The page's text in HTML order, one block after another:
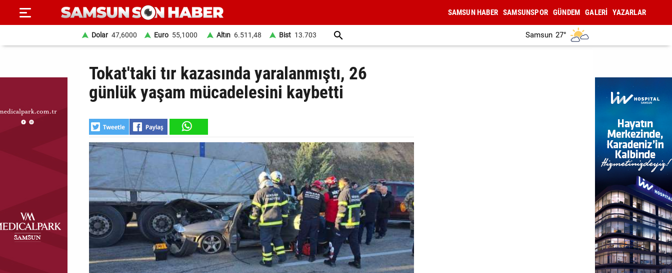
SAYFA
HABER
DÜNYA
MAGAZİN
SAMSUN HABER SAMSUNSPOR GÜNDEM GALERİ YAZARLAR
Dolar 47,6000 Euro 55,1000 Altın 6.511,48 Bist 13.703 Samsun 27°
Tokat'taki tır kazasında yaralanmıştı, 26
günlük yaşam mücadelesini kaybetti